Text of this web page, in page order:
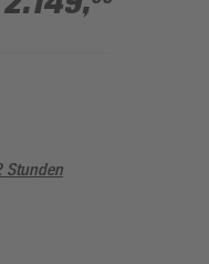
Seiten- und
Stunden